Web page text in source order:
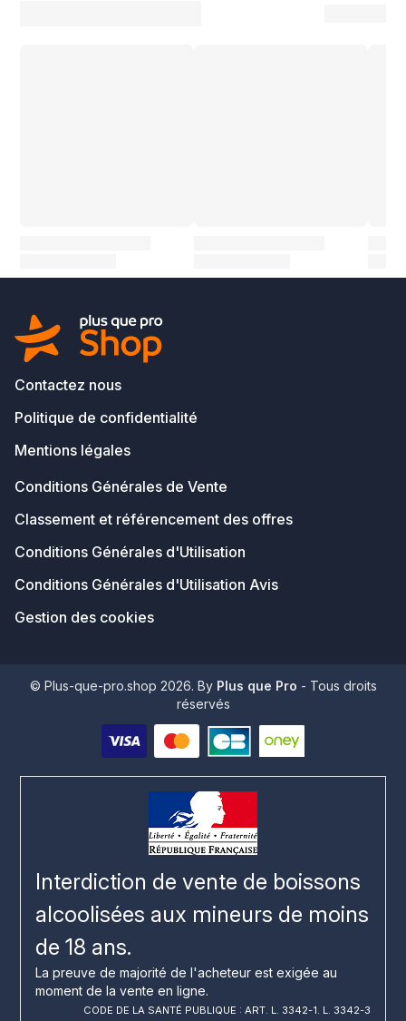
Contactez nous
Politique de confidentialité
Mentions légales
Conditions Générales de Vente
Classement et référencement des offres
Conditions Générales d'Utilisation
Conditions Générales d'Utilisation Avis
Gestion des cookies
© Plus-que-pro.shop 2026. By Plus que Pro - Tous droits
réservés
Interdiction de vente de boissons
alcoolisées aux mineurs de moins
de 18 ans.
La preuve de majorité de l'acheteur est exigée au
moment de la vente en ligne.
CODE DE LA SANTÉ PUBLIQUE : ART. L. 3342-1. L. 3342-3